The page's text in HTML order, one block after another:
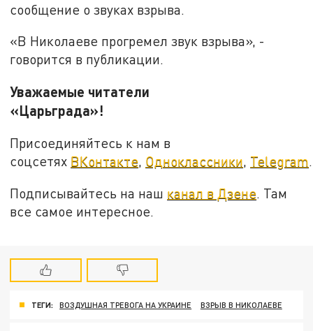
сообщение о звуках взрыва.
«В Николаеве прогремел звук взрыва», -
говорится в публикации.
Уважаемые читатели
«Царьграда»!
Присоединяйтесь к нам в
соцсетях ВКонтакте, Одноклассники, Telegram.
Подписывайтесь на наш канал в Дзене . Там
все самое интересное.
ТЕГИ: ВОЗДУШНАЯ ТРЕВОГА НА УКРАИНЕ ВЗРЫВ В НИКОЛАЕВЕ